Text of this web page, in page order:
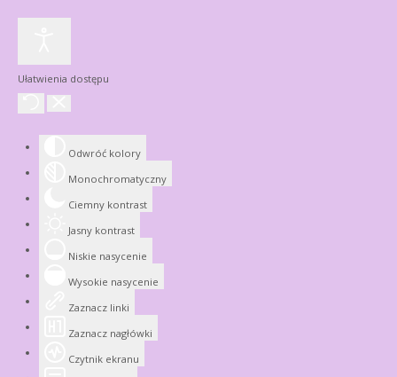
Ułatwienia dostępu
Odwróć kolory
Monochromatyczny
Ciemny kontrast
Jasny kontrast
Niskie nasycenie
Wysokie nasycenie
Zaznacz linki
Zaznacz nagłówki
Czytnik ekranu